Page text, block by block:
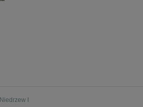
Niedrzew I